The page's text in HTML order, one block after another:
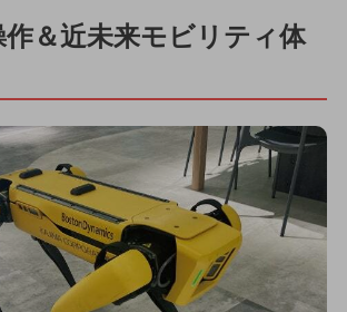
作＆近未来モビリティ体